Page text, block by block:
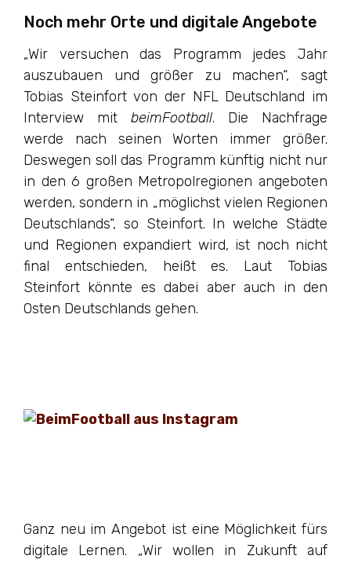
Noch mehr Orte und digitale Angebote
„Wir versuchen das Programm jedes Jahr
auszubauen und größer zu machen“, sagt
Tobias Steinfort von der NFL Deutschland im
Interview mit beimFootball. Die Nachfrage
werde nach seinen Worten immer größer.
Deswegen soll das Programm künftig nicht nur
in den 6 großen Metropolregionen angeboten
werden, sondern in „möglichst vielen Regionen
Deutschlands“, so Steinfort. In welche Städte
und Regionen expandiert wird, ist noch nicht
final entschieden, heißt es. Laut Tobias
Steinfort könnte es dabei aber auch in den
Osten Deutschlands gehen.
Ganz neu im Angebot ist eine Möglichkeit fürs
digitale Lernen. „Wir wollen in Zukunft auf